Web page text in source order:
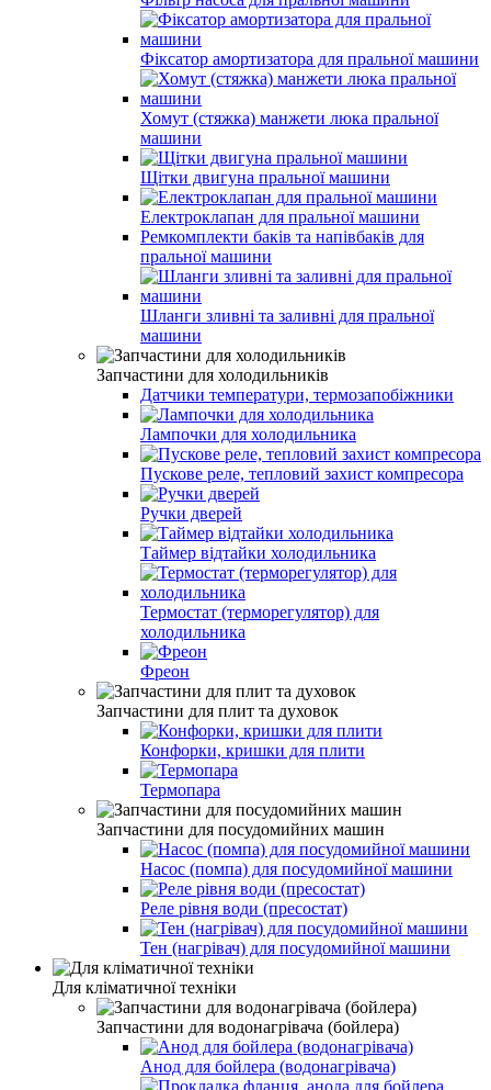
Фіксатор амортизатора для пральної машини
Хомут (стяжка) манжети люка пральної
машини
Щітки двигуна пральної машини
Електроклапан для пральної машини
Ремкомплекти баків та напівбаків для
пральної машини
Шланги зливні та заливні для пральної
машини
Запчастини для холодильників
Датчики температури, термозапобіжники
Лампочки для холодильника
Пускове реле, тепловий захист компресора
Ручки дверей
Таймер відтайки холодильника
Термостат (терморегулятор) для
холодильника
Фреон
Запчастини для плит та духовок
Конфорки, кришки для плити
Термопара
Запчастини для посудомийних машин
Насос (помпа) для посудомийної машини
Реле рівня води (пресостат)
Тен (нагрівач) для посудомийної машини
Для кліматичної техніки
Запчастини для водонагрівача (бойлера)
Анод для бойлера (водонагрівача)